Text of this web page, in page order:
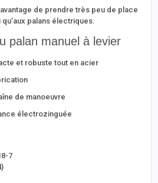
de prendre très peu de place
palans électriques.
palan manuel à levier
et robuste tout en acier
de manoeuvre
électrozinguée
7